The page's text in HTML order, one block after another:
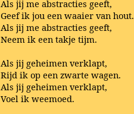
Als jij me abstracties geeft,
Geef ik jou een waaier van hout.
Als jij me abstracties geeft,
Neem ik een takje tijm.
Als jij geheimen verklapt,
Rijd ik op een zwarte wagen.
Als jij geheimen verklapt,
Voel ik weemoed.